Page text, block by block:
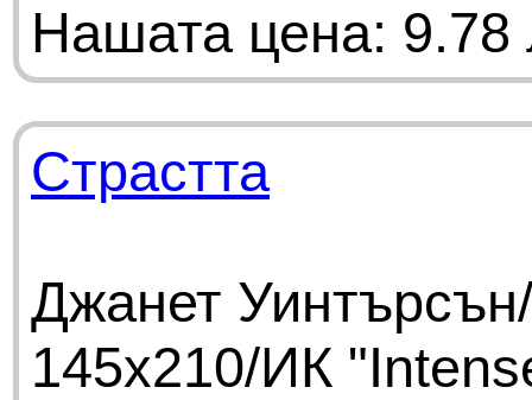
Нашата цена: 9.78
Страстта
Джанет
145х210/ИК